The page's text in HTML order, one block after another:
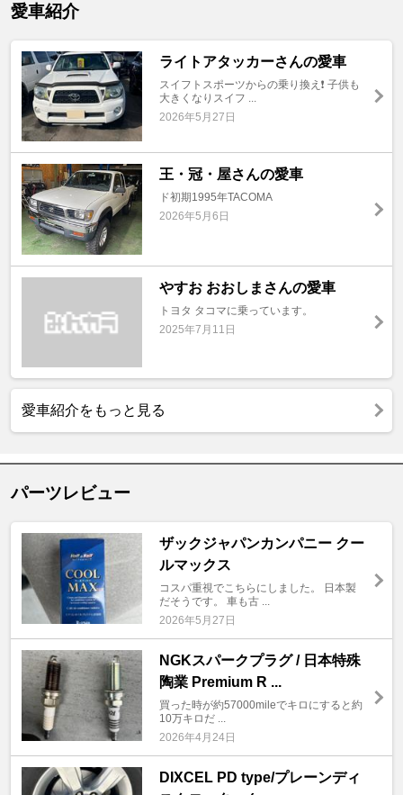
愛車紹介
ライトアタッカーさんの愛車
スイフトスポーツからの乗り換え❗️ 子供も
大きくなりスイフ ...
2026年5月27日
王・冠・屋さんの愛車
ド初期1995年TACOMA
2026年5月6日
やすお おおしまさんの愛車
トヨタ タコマに乗っています。
2025年7月11日
愛車紹介をもっと見る
パーツレビュー
ザックジャパンカンパニー クー
ルマックス
コスパ重視でこちらにしました。 日本製
だそうです。 車も古 ...
2026年5月27日
NGKスパークプラグ / 日本特殊
陶業 Premium R ...
買った時が約57000mileでキロにすると約
10万キロだ ...
2026年4月24日
DIXCEL PD type/プレーンディ